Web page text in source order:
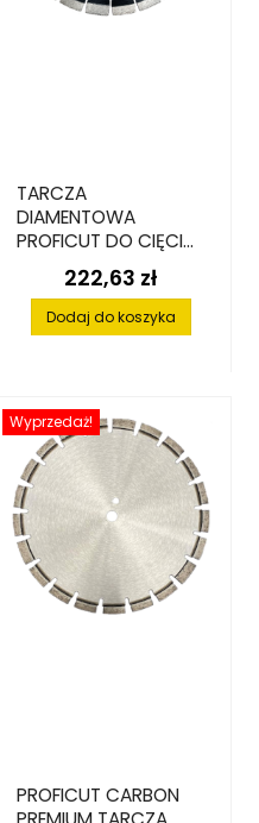
TARCZA
DIAMENTOWA
PROFICUT DO CIĘCIA
ASFALTU, 350 X 25,4
X 15 MMCena
222,63 zł
Dodaj do koszyka
Wyprzedaż!
PROFICUT CARBON